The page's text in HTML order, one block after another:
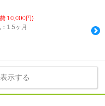
10,000円)
1.5ヶ月
示する